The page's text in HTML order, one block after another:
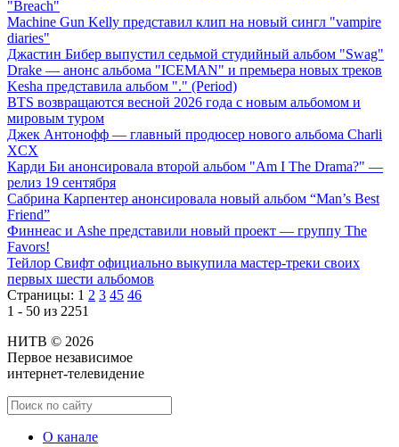
"Breach"
Machine Gun Kelly представил клип на новый сингл "vampire
diaries"
Джастин Бибер выпустил седьмой студийный альбом "Swag"
Drake — анонс альбома "ICEMAN" и премьера новых треков
Kesha представила альбом "." (Period)
BTS возвращаются весной 2026 года с новым альбомом и
мировым туром
Джек Антонофф — главный продюсер нового альбома Charli
XCX
Карди Би анонсировала второй альбом "Am I The Drama?" —
релиз 19 сентября
Сабрина Карпентер анонсировала новый альбом “Man’s Best
Friend”
Финнеас и Ashe представили новый проект — группу The
Favors!
Тейлор Свифт официально выкупила мастер-треки своих
первых шести альбомов
Страницы: 1 2 3 45 46
1 - 50 из 2251
НИТВ © 2026
Первое независимое
интернет-телевидение
О канале